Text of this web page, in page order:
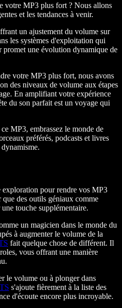
votre MP3 plus fort ? Nous allons
et les tendances à venir.
un ajustement du volume sur
les systèmes d'exploitation qui
une évolution dynamique de
votre MP3 plus fort, nous avons
des niveaux de volume aux étapes
En amplifiant votre expérience
du son parfait est un voyage qui
MP3, embrassez le monde de
préférés, podcasts et livres
pour rendre vos MP3
des outils géniaux comme
touche supplémentaire.
un magicien dans le monde du
à augmenter le volume de la
fait quelque chose de différent. Il
vous offrant une manière
le volume ou à plonger dans
s'ajoute fièrement à la liste des
d'écoute encore plus incroyable.